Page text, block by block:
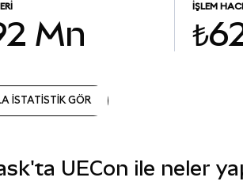
Mn
İŞLEM
İSTATİSTİK GÖR
UECon ile neler